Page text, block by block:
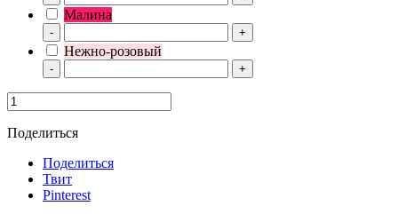
Малина
- +
Нежно-розовый
- +
Поделиться
Поделиться
Твит
Pinterest